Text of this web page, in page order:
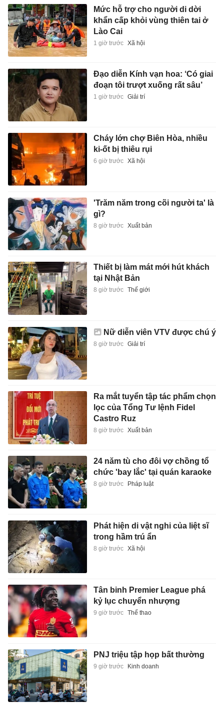
Mức hỗ trợ cho người di dời
khẩn cấp khỏi vùng thiên tai ở
Lào Cai
1 giờ trước Xã hội
Đạo diễn Kính vạn hoa: ‘Có giai
đoạn tôi trượt xuống rất sâu’
1 giờ trước Giải trí
Cháy lớn chợ Biên Hòa, nhiều
ki-ốt bị thiêu rụi
6 giờ trước Xã hội
'Trăm năm trong cõi người ta' là
gì?
8 giờ trước Xuất bản
Thiết bị làm mát mới hút khách
tại Nhật Bản
8 giờ trước Thế giới
Nữ diễn viên VTV được chú ý
8 giờ trước Giải trí
Ra mắt tuyển tập tác phẩm chọn
lọc của Tổng Tư lệnh Fidel
Castro Ruz
8 giờ trước Xuất bản
24 năm tù cho đôi vợ chồng tổ
chức 'bay lắc' tại quán karaoke
8 giờ trước Pháp luật
Phát hiện di vật nghi của liệt sĩ
trong hầm trú ẩn
8 giờ trước Xã hội
Tân binh Premier League phá
kỷ lục chuyển nhượng
9 giờ trước Thể thao
PNJ triệu tập họp bất thường
9 giờ trước Kinh doanh